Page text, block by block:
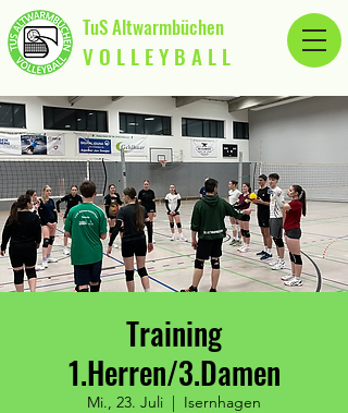
TuS Altwarmbüchen
V O L L E Y B A L L
Training
1.Herren/3.Damen
Mi., 23. Juli
  |
Isernhagen